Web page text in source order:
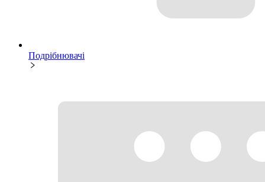
Подрібнювачі